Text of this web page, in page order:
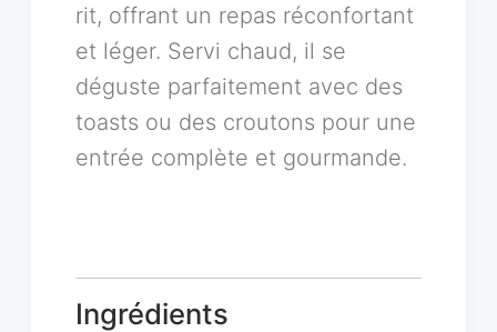
rit, offrant un repas réconfortant
et léger. Servi chaud, il se
déguste parfaitement avec des
toasts ou des croutons pour une
entrée complète et gourmande.
Ingrédients